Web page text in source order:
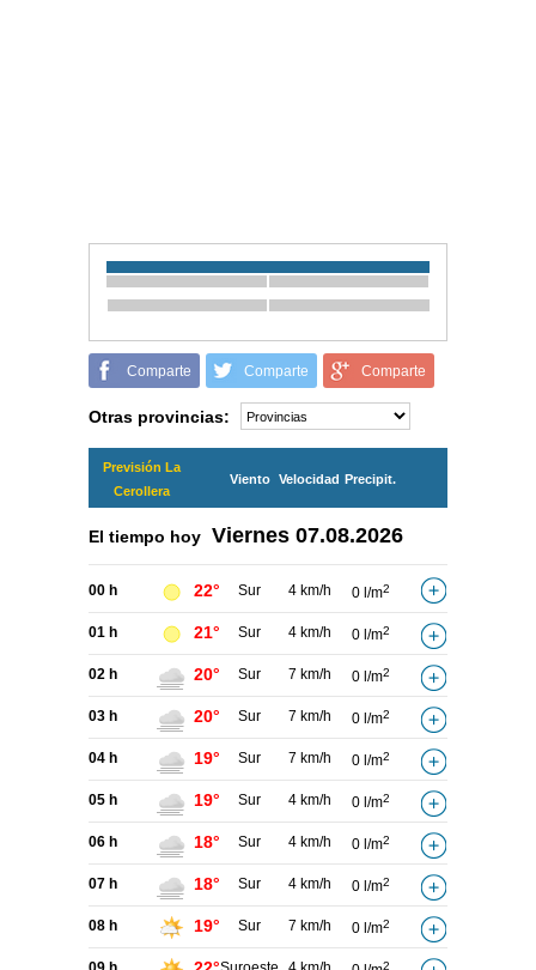
Comparte Comparte Comparte
Otras provincias:
Previsión La
Cerollera
Viento Velocidad Precipit.
El tiempo hoy Viernes 07.08.2026
00 h 22° Sur 4 km/h 0 l/m2
01 h 21° Sur 4 km/h 0 l/m2
02 h 20° Sur 7 km/h 0 l/m2
03 h 20° Sur 7 km/h 0 l/m2
04 h 19° Sur 7 km/h 0 l/m2
05 h 19° Sur 4 km/h 0 l/m2
06 h 18° Sur 4 km/h 0 l/m2
07 h 18° Sur 4 km/h 0 l/m2
08 h 19° Sur 7 km/h 0 l/m2
2